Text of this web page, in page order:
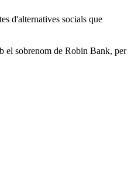
d'alternatives socials que
el sobrenom de Robin Bank, per